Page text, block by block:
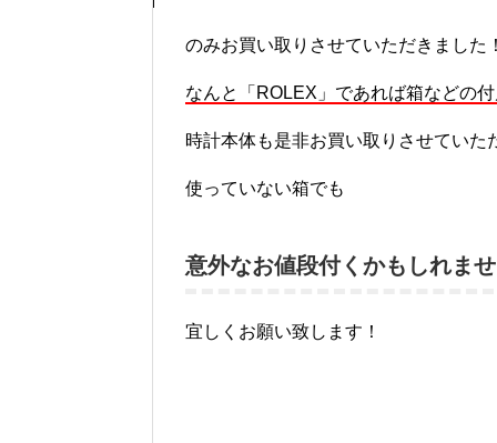
のみお買い取りさせていただきました
なんと「ROLEX」であれば箱などの
時計本体も是非お買い取りさせていた
使っていない箱でも
意外なお値段付くかもしれま
宜しくお願い致します！